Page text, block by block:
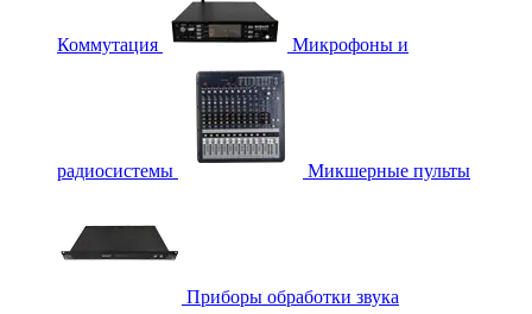
Коммутация Микрофоны и
радиосистемы Микшерные пульты
Приборы обработки звука